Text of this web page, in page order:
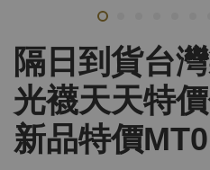
隔日到貨台
光襪天天特
新品特價